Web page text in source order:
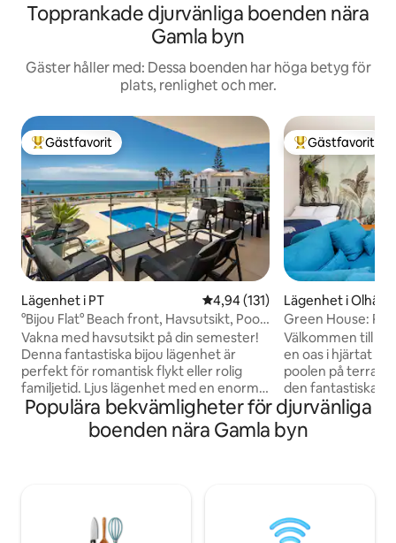
Topprankade djurvänliga boenden nära
Gamla byn
Gäster håller med: Dessa boenden har höga betyg för
plats, renlighet och mer.
Populär gästfavorit
Gästfavorit
Lägenhet i PT 4,94 av 5 i genomsnittligt
4,94 (131)
°Bijou Flat° Beach front, Havsutsikt, Pool,
Garage
Vakna med havsutsikt på din semester!
Denna fantastiska bijou lägenhet är
perfekt för romantisk flykt eller rolig
familjetid. Ljus lägenhet med en enorm
terrass mot söder och fantastisk
solnedgång för att njuta av dina kvällar.
Endast 50 meter från stranden Olhos
luftkonditionering, tvättmaskin och
diskmaskin, kaffemaskin och stort
Populär
Gästfavorit
Lägenhet i Olhão
Green House:
fantastisk utsikt
Välkommen till
en oas i hjärtat av
poolen på
den fantastiska
Ria Formosa.
inbjudande
utrustat kök,
utforska Olhãos
Boka nu och
Populära bekvämligheter för djurvänliga
boenden nära Gamla byn